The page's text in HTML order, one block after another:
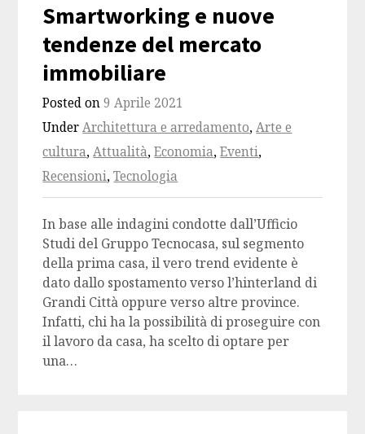
Smartworking e nuove
tendenze del mercato
immobiliare
Posted on9 Aprile 2021
UnderArchitettura e arredamento,Arte e
cultura,Attualità,Economia,Eventi,
Recensioni,Tecnologia
In base alle indagini condotte dall’Ufficio
Studi del Gruppo Tecnocasa, sul segmento
della prima casa, il vero trend evidente è
dato dallo spostamento verso l’hinterland di
Grandi Città oppure verso altre province.
Infatti, chi ha la possibilità di proseguire con
il lavoro da casa, ha scelto di optare per
una…